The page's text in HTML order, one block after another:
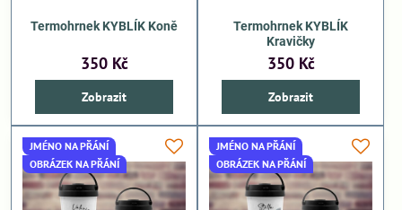
Termohrnek KYBLÍK Koně
350 Kč
Zobrazit
Termohrnek KYBLÍK
Kravičky
350 Kč
Zobrazit
JMÉNO NA PŘÁNÍ
OBRÁZEK NA PŘÁNÍ
JMÉNO NA PŘÁNÍ
OBRÁZEK NA PŘÁNÍ